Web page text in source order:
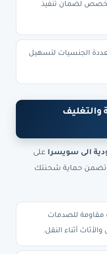
لضمان تنفيذ
الجنسيات لتسهيل
الى سويسرا على
تضمن حماية شحنتك
مقاومة للصدمات
أثناء النقل.